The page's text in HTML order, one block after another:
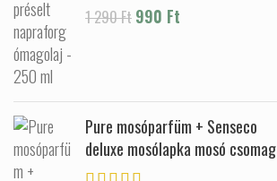
1 290Ft Original price was: 1 290 Ft.
990 Ft
Pure mosóparfüm + Senseco
deluxe mosólapka mosó csomag